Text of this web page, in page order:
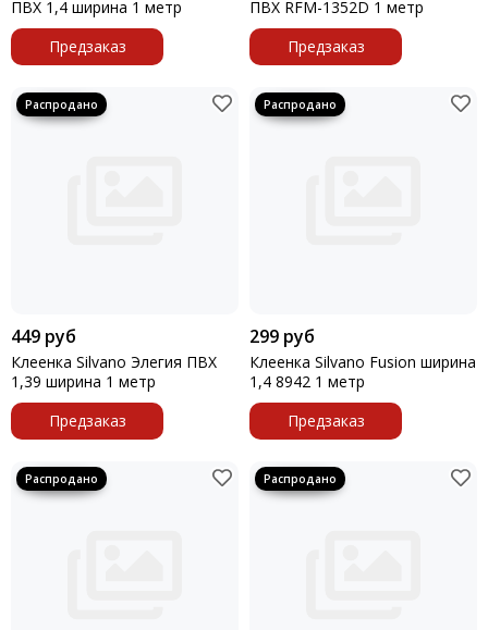
ПВХ 1,4 ширина 1 метр
Предзаказ
ПВХ RFM-1352D 1 метр
Предзаказ
449 руб
Клеенка Silvano Элегия ПВХ
1,39 ширина 1 метр
Предзаказ
299 руб
Клеенка Silvano Fusion ширина
1,4 8942 1 метр
Предзаказ